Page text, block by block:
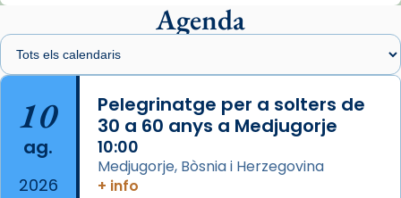
presidit aquest 27 de juliol la missa de Les
Santes de Mataró.
🔗
📸 J. Merino
Photo
View on Facebook ·
Agenda
10
ag.
2026
Pelegrinatge per a solters de
30 a 60 anys a Medjugorje
10:00
Medjugorje, Bòsnia i Herzegovina
+ info